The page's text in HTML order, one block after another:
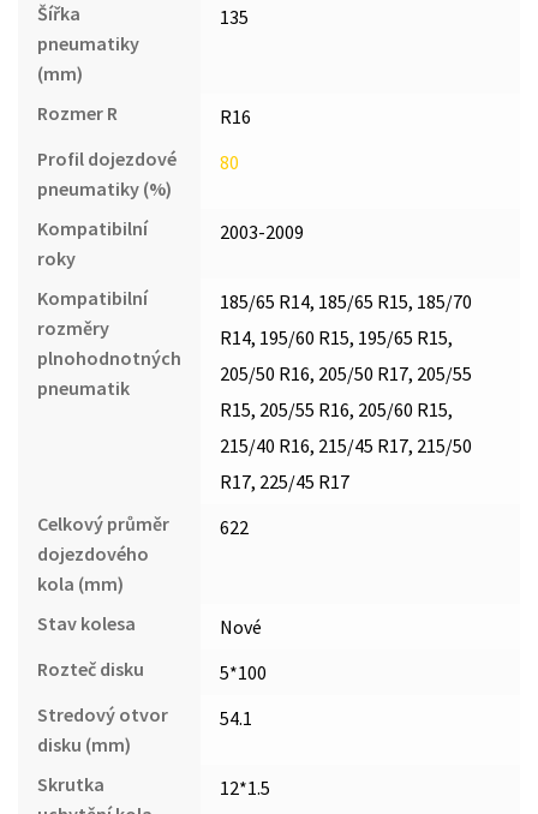
Šířka
pneumatiky
(mm)
135
Rozmer R
R16
Profil dojezdové
pneumatiky (%)
80
Kompatibilní
roky
2003-2009
Kompatibilní
rozměry
plnohodnotných
pneumatik
185/65 R14, 185/65 R15, 185/70
R14, 195/60 R15, 195/65 R15,
205/50 R16, 205/50 R17, 205/55
R15, 205/55 R16, 205/60 R15,
215/40 R16, 215/45 R17, 215/50
R17, 225/45 R17
Celkový průměr
dojezdového
kola (mm)
622
Stav kolesa
Nové
Rozteč disku
5*100
Stredový otvor
disku (mm)
54.1
Skrutka
12*1.5